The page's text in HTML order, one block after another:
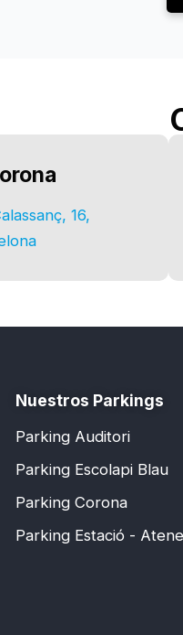
16,
Nuestros Parkings
Parking Auditori
Parking Escolapi Blau
Parking Corona
Parking Estació -